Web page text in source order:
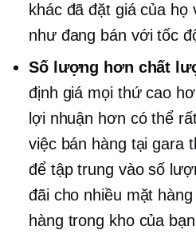
khác đã đặt giá của
như đang bán với tốc
Số lượng hơn chất
định giá mọi thứ cao
lợi nhuận hơn có thể
việc bán hàng tại gara
để tập trung vào số
đãi cho nhiều mặt
hàng trong kho của